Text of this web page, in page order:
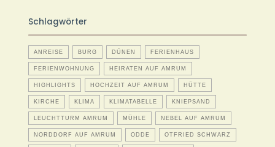
Schlagwörter
ANREISE BURG DÜNEN FERIENHAUS
FERIENWOHNUNG HEIRATEN AUF AMRUM
HIGHLIGHTS HOCHZEIT AUF AMRUM HÜTTE
KIRCHE KLIMA KLIMATABELLE KNIEPSAND
LEUCHTTURM AMRUM MÜHLE NEBEL AUF AMRUM
NORDDORF AUF AMRUM ODDE OTFRIED SCHWARZ